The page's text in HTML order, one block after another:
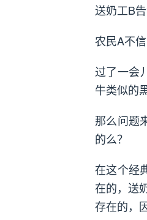
送奶工B
农民A不
过了一会
牛类似的
那么问题
的么？
在这个经
在的，送
存在的，